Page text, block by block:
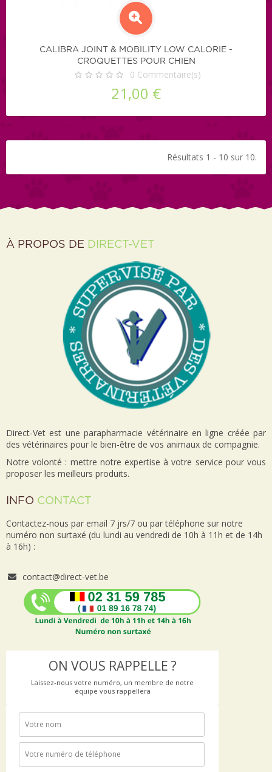
CALIBRA JOINT & MOBILITY LOW CALORIE -
CROQUETTES POUR CHIEN
0 Commentaire(s)
21,00 €
Résultats 1 - 10 sur 10.
À PROPOS DE DIRECT-VET
Direct-Vet est une parapharmacie vétérinaire en ligne créée par
des vétérinaires pour le bien-être de vos animaux de compagnie.
Notre volonté : mettre notre expertise à votre service pour vous
proposer les meilleurs produits.
INFO CONTACT
Contactez-nous par email 7 jrs/7 ou par téléphone sur notre
numéro non surtaxé (du lundi au vendredi de 10h à 11h et de 14h
à 16h) :
contact@direct-vet.be
ON VOUS RAPPELLE ?
Laissez-nous votre numéro, un membre de notre
équipe vous rappellera